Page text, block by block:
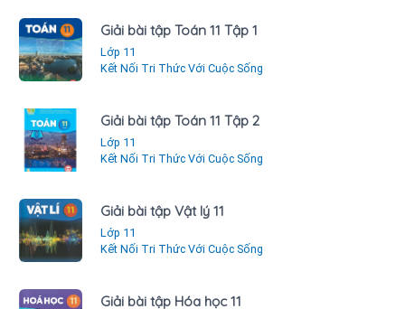
Giải bài tập Toán 11 Tập 1
Lớp 11
Kết Nối Tri Thức Với Cuộc Sống
Giải bài tập Toán 11 Tập 2
Lớp 11
Kết Nối Tri Thức Với Cuộc Sống
Giải bài tập Vật lý 11
Lớp 11
Kết Nối Tri Thức Với Cuộc Sống
Giải bài tập Hóa học 11